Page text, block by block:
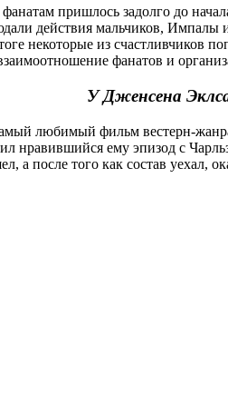
пришлось задолго до
действия мальчиков,
некоторые из счастливчиков
фанатов и
У Дженсена
любимый фильм вестерн-
нравившийся ему эпизод с
а после того как состав уехал,